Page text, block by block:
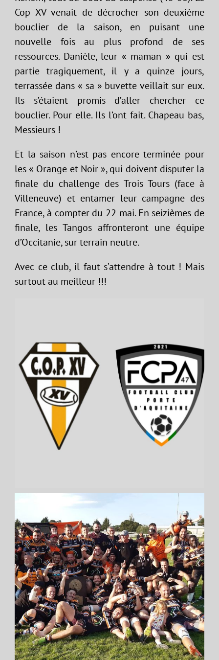
Cop XV venait de décrocher son deuxième
bouclier de la saison, en puisant une
nouvelle fois au plus profond de ses
ressources. Danièle, leur « maman » qui est
partie tragiquement, il y a quinze jours,
terrassée dans « sa » buvette veillait sur eux.
Ils s’étaient promis d’aller chercher ce
bouclier. Pour elle. Ils l’ont fait. Chapeau bas,
Messieurs !
Et la saison n’est pas encore terminée pour
les « Orange et Noir », qui doivent disputer la
finale du challenge des Trois Tours (face à
Villeneuve) et entamer leur campagne des
France, à compter du 22 mai. En seizièmes de
finale, les Tangos affronteront une équipe
d’Occitanie, sur terrain neutre.
Avec ce club, il faut s’attendre à tout ! Mais
surtout au meilleur !!!